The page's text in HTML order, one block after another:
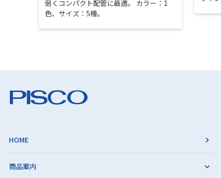
弱くコンパクト配管に最適。 カラー：1
色、サイズ：5種。
HOME
商品案内